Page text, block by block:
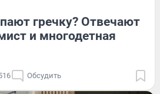
гречку? Отвечают
и многодетная
Обсудить